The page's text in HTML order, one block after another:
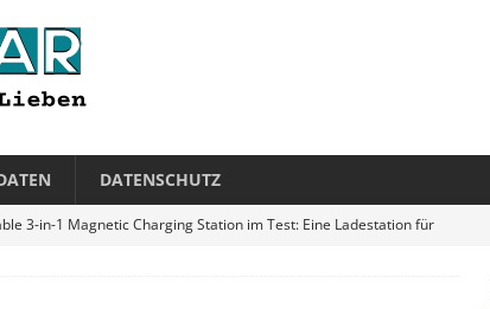
DATENSCHUTZ
3-in-1 Magnetic Charging Station im Test: Eine Ladestation für